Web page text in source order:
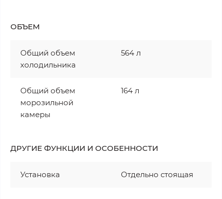
ОБЪЕМ
Общий объем
холодильника
564 л
Общий объем
морозильной
камеры
164 л
ДРУГИЕ ФУНКЦИИ И ОСОБЕННОСТИ
Установка Отдельно стоящая